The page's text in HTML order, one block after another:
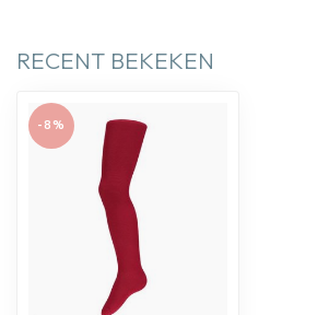
RECENT BEKEKEN
-8%